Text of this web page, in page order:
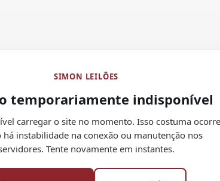
SIMON LEILÕES
temporariamente indisponível
carregar o site no momento. Isso costuma
há instabilidade na conexão ou manutenção nos
Tente novamente em instantes.